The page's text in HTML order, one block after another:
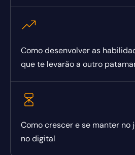
Como desenvolver as
que te levarão a outro
Como crescer e se manter no
no digital